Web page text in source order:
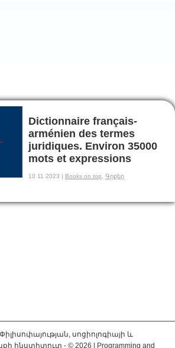
Dictionnaire français-
arménien des termes
juridiques. Environ 35000
mots et expressions
10 11 2023 | Books on top, Գրքեր
սոցիոլոգիայի և
ինստիտուտ - © 2026 | Programming and